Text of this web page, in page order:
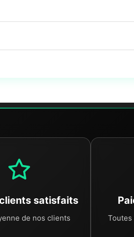
satisfaits
de nos clients